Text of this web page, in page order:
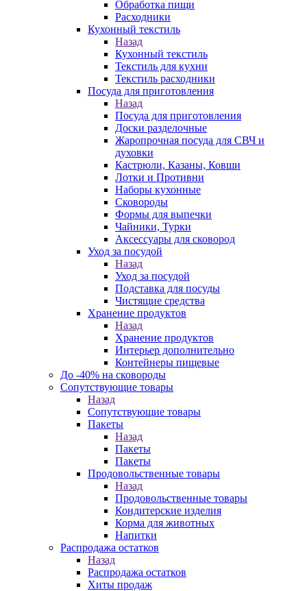
Обработка пищи
Расходники
Кухонный текстиль
Назад
Кухонный текстиль
Текстиль для кухни
Текстиль расходники
Посуда для приготовления
Назад
Посуда для приготовления
Доски разделочные
Жаропрочная посуда для СВЧ и
духовки
Кастрюли, Казаны, Ковши
Лотки и Противни
Наборы кухонные
Сковороды
Формы для выпечки
Чайники, Турки
Аксессуары для сковород
Уход за посудой
Назад
Уход за посудой
Подставка для посуды
Чистящие средства
Хранение продуктов
Назад
Хранение продуктов
Интерьер дополнительно
Контейнеры пищевые
До -40% на сковороды
Сопутствующие товары
Назад
Сопутствующие товары
Пакеты
Назад
Пакеты
Пакеты
Продовольственные товары
Назад
Продовольственные товары
Кондитерские изделия
Корма для животных
Напитки
Распродажа остатков
Назад
Распродажа остатков
Хиты продаж